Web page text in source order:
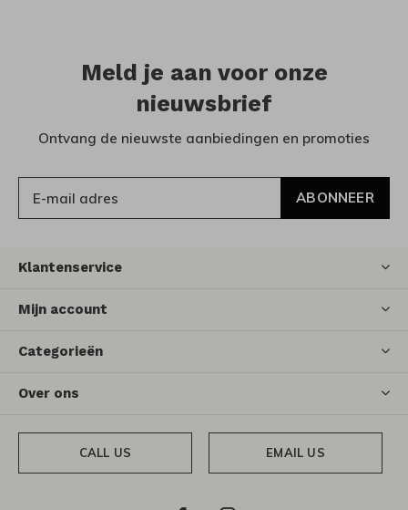
Meld je aan voor onze
nieuwsbrief
Ontvang de nieuwste aanbiedingen en promoties
ABONNEER
Klantenservice
Mijn account
Categorieën
Over ons
CALL US EMAIL US